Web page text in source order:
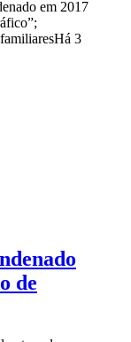
em 2017
Há 3
de